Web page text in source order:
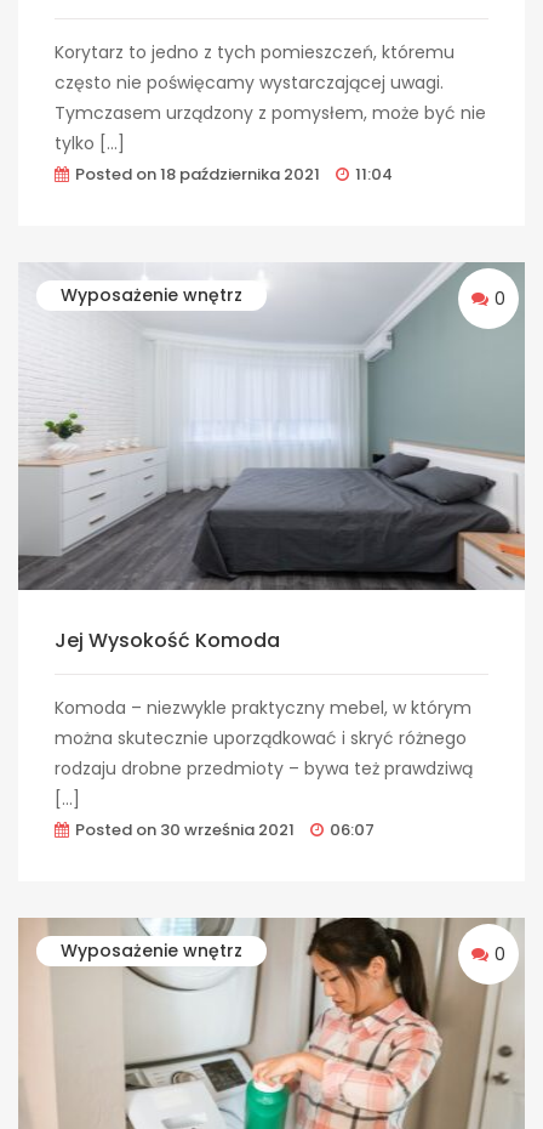
Korytarz to jedno z tych pomieszczeń, któremu
często nie poświęcamy wystarczającej uwagi.
Tymczasem urządzony z pomysłem, może być nie
tylko […]
Posted on18 października 2021 11:04
Wyposażenie wnętrz 0
Jej Wysokość Komoda
Komoda – niezwykle praktyczny mebel, w którym
można skutecznie uporządkować i skryć różnego
rodzaju drobne przedmioty – bywa też prawdziwą
[…]
Posted on 30 września 2021 06:07
Wyposażenie wnętrz 0